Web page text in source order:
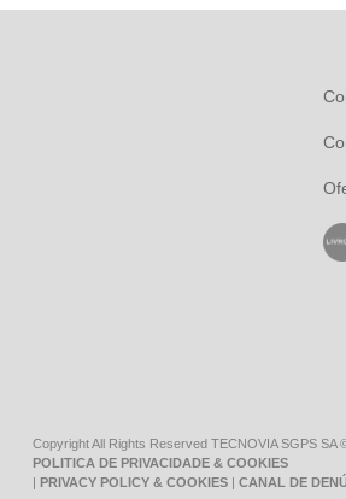
Copyright All Rights Reserved TECNOVIA SGPS SA
POLITICA DE PRIVACIDADE & COOKIES
| PRIVACY POLICY & COOKIES | CANAL DE